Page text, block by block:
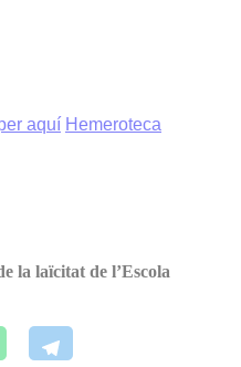
aquí Hemeroteca
la laïcitat de l’Escola